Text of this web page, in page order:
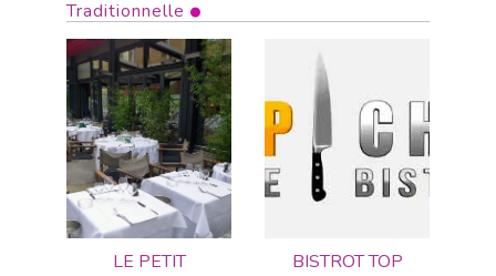
Traditionnelle
LE PETIT
BISTROT TOP